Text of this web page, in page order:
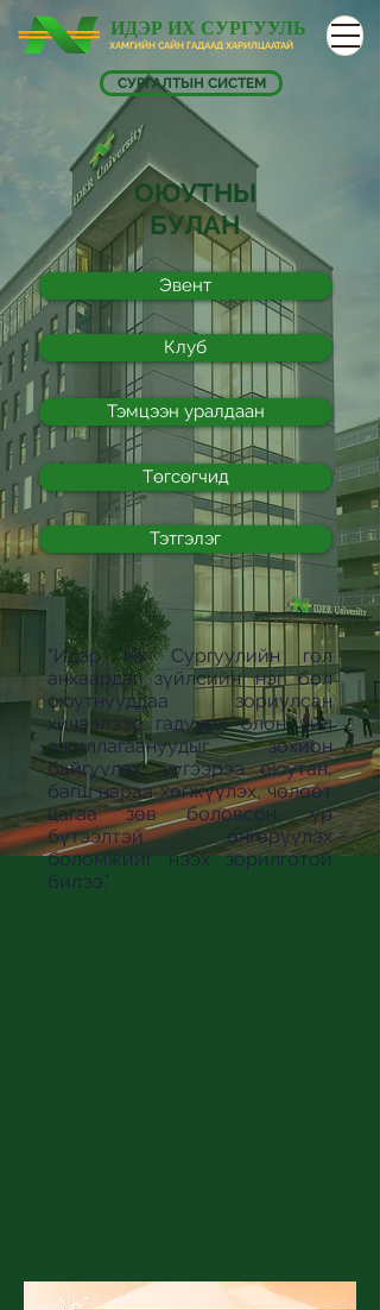
ИДЭР ИХ СУРГУУЛЬ
ХАМГИЙН САЙН ГАДААД ХАРИЛЦААТАЙ
СУРГАЛТЫН СИСТЕМ
ОЮУТНЫ
БУЛАН
Эвент
Клуб
Тэмцээн уралдаан
Төгсөгчид
Тэтгэлэг
"Идэр Их Сургуулийн гол
анхаардаг зүйлсийн нэг бол
оюутнууддаа зориулсан
хичээлээс гадуурх олон үйл
ажиллагаануудыг зохион
байгуулах, үүгээрээ оюутан,
багш нараа хөгжүүлэх, чөлөөт
цагаа зөв боловсон, үр
бүтээлтэй өнгөрүүлэх
боломжийг нээх зорилготой
билээ."